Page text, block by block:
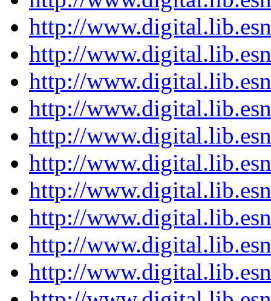
http://
http://
http://
http://
http://
http://
http://
http://
http://
http://